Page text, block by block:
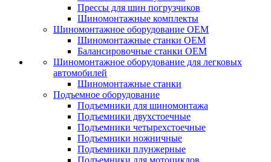
Прессы для шин погрузчиков
Шиномонтажные комплекты
Шиномонтажное оборудование ОЕМ
Шиномонтажные станки ОЕМ
Балансировочные станки ОЕМ
Шиномонтажное оборудование для легковых
автомобилей
Шиномонтажные станки
Подъемное оборудование
Подъемники для шиномонтажа
Подъемники двухстоечные
Подъемники четырехстоечные
Подъемники ножничные
Подъемники плунжерные
Подъемники для мотоциклов